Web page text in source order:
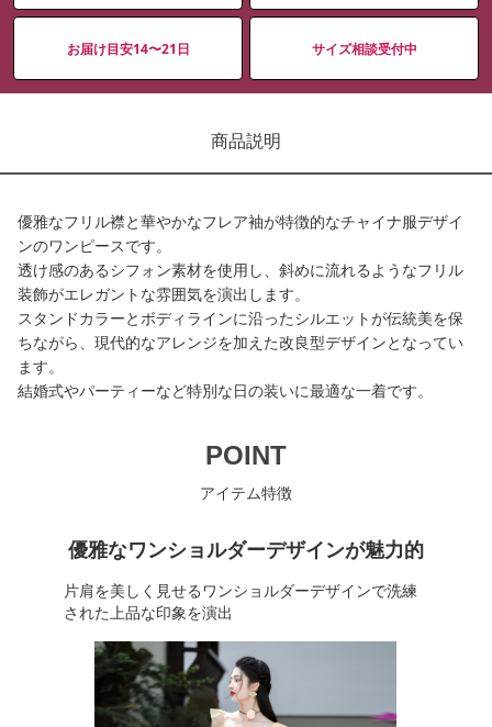
お届け目安14〜21日 サイズ相談受付中
商品説明
優雅なフリル襟と華やかなフレア袖が特徴的なチャイナ服デザイ
ンのワンピースです。
透け感のあるシフォン素材を使用し、斜めに流れるようなフリル
装飾がエレガントな雰囲気を演出します。
スタンドカラーとボディラインに沿ったシルエットが伝統美を保
ちながら、現代的なアレンジを加えた改良型デザインとなってい
ます。
結婚式やパーティーなど特別な日の装いに最適な一着です。
POINT
アイテム特徴
優雅なワンショルダーデザインが魅力的
片肩を美しく見せるワンショルダーデザインで洗練
された上品な印象を演出